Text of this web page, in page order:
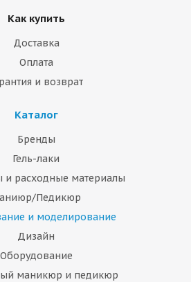
Как купить
Доставка
Оплата
и возврат
Каталог
Бренды
Гель-лаки
и расходные материалы
Педикюр
и моделирование
Дизайн
Оборудование
маникюр и педикюр